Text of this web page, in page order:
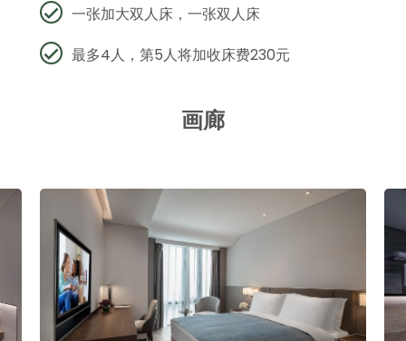
一张加大双人床，一张双人床
最多4人，第5人将加收床费230元
画廊